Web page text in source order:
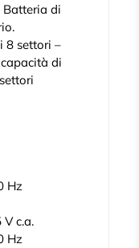
di
8 settori –
di
Hz
c.a.
Hz